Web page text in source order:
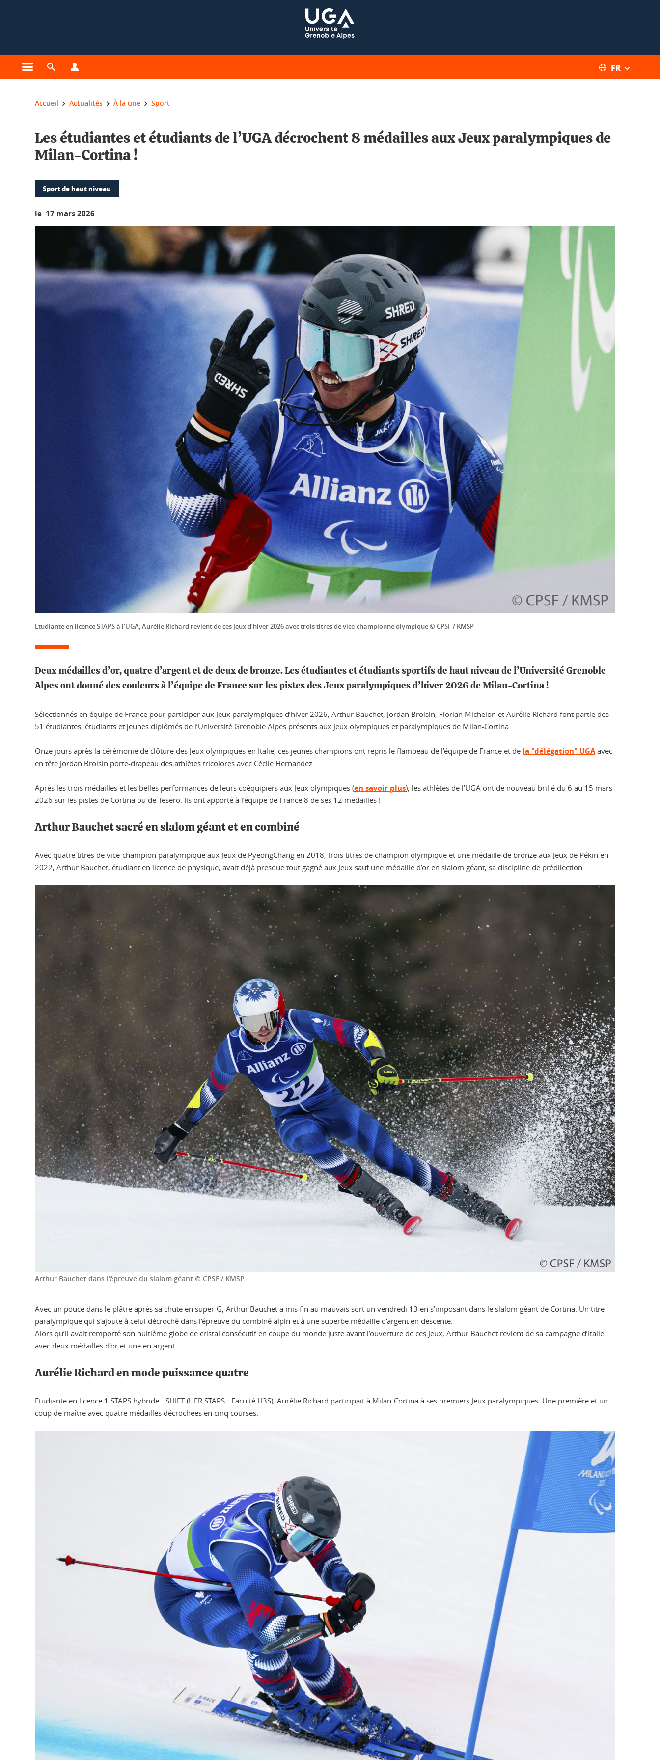
Ouvrir le menu principal
Ouvrir le moteur de recherche FR
Vous êtes ici :
Accueil Actualités À la une Sport
Les étudiantes et étudiants de l’UGA décrochent 8 médailles aux Jeux paralympiques de
Milan-Cortina !
Sport de haut niveau
le 17 mars 2026
Etudiante en licence STAPS à l’UGA, Aurélie Richard revient de ces Jeux d’hiver 2026 avec trois titres de vice-championne olympique © CPSF / KMSP
Deux médailles d’or, quatre d’argent et de deux de bronze. Les étudiantes et étudiants sportifs de haut niveau de l’Université Grenoble
Alpes ont donné des couleurs à l’équipe de France sur les pistes des Jeux paralympiques d’hiver 2026 de Milan-Cortina !
Sélectionnés en équipe de France pour participer aux Jeux paralympiques d’hiver 2026, Arthur Bauchet, Jordan Broisin, Florian Michelon et Aurélie Richard font partie des
51 étudiantes, étudiants et jeunes diplômés de l’Université Grenoble Alpes présents aux Jeux olympiques et paralympiques de Milan-Cortina.
Onze jours après la cérémonie de clôture des Jeux olympiques en Italie, ces jeunes champions ont repris le flambeau de l’équipe de France et de la "délégation" UGA avec
en tête Jordan Broisin porte-drapeau des athlètes tricolores avec Cécile Hernandez.
Après les trois médailles et les belles performances de leurs coéquipiers aux Jeux olympiques (en savoir plus), les athlètes de l’UGA ont de nouveau brillé du 6 au 15 mars
2026 sur les pistes de Cortina ou de Tesero. Ils ont apporté à l’équipe de France 8 de ses 12 médailles !
Arthur Bauchet sacré en slalom géant et en combiné
Avec quatre titres de vice-champion paralympique aux Jeux de PyeongChang en 2018, trois titres de champion olympique et une médaille de bronze aux Jeux de Pékin en
2022, Arthur Bauchet, étudiant en licence de physique, avait déjà presque tout gagné aux Jeux sauf une médaille d’or en slalom géant, sa discipline de prédilection.
Arthur Bauchet dans l’épreuve du slalom géant © CPSF / KMSP
Avec un pouce dans le plâtre après sa chute en super-G, Arthur Bauchet a mis fin au mauvais sort un vendredi 13 en s’imposant dans le slalom géant de Cortina. Un titre
paralympique qui s’ajoute à celui décroché dans l’épreuve du combiné alpin et à une superbe médaille d’argent en descente.
Alors qu’il avait remporté son huitième globe de cristal consécutif en coupe du monde juste avant l’ouverture de ces Jeux, Arthur Bauchet revient de sa campagne d’Italie
avec deux médailles d’or et une en argent.
Aurélie Richard en mode puissance quatre
Etudiante en licence 1 STAPS hybride - SHIFT (UFR STAPS - Faculté H3S), Aurélie Richard participait à Milan-Cortina à ses premiers Jeux paralympiques. Une première et un
coup de maître avec quatre médailles décrochées en cinq courses.